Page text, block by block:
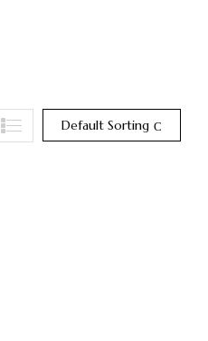
Default Sorting